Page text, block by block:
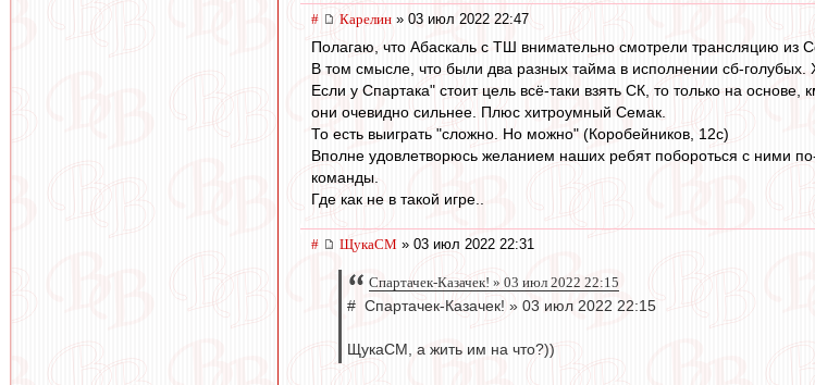
# Карелин » 03 июл 2022 22:47
Полагаю, что Абаскаль с ТШ внимательно смотрели трансляцию из
В том смысле, что были два разных тайма в исполнении сб-
Если у Спартака" стоит цель всё-таки взять СК, то только на
они очевидно сильнее. Плюс хитроумный Семак.
То есть выиграть "сложно. Но можно" (Коробейников, 12с)
Вполне удовлетворюсь желанием наших ребят побороться с ними
команды.
Где как не в такой игре..
# ЩукаСМ » 03 июл 2022 22:31
Спартачек-Казачек! » 03 июл 2022 22:15
# Спартачек-Казачек! » 03 июл 2022 22:15
ЩукаСМ, а жить им на что?))